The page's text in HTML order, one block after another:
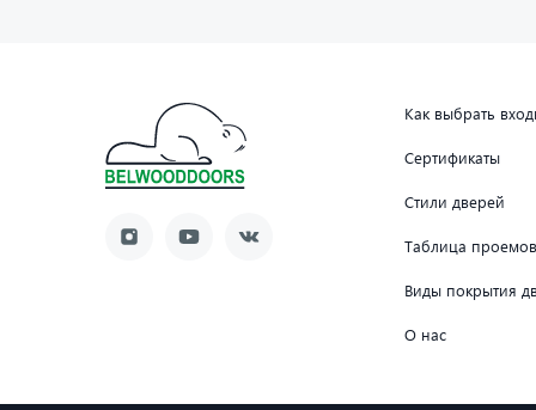
Как выбрать
Сертификаты
Стили дверей
Таблица проемов
Виды покрытия
О нас